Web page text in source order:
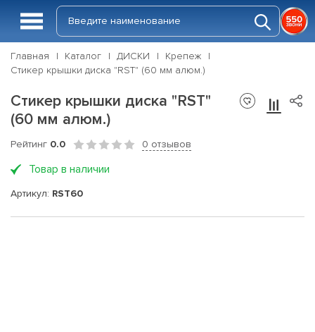
Главная Каталог ДИСКИ
Крепеж
Стикер крышки диска "RST" (60 мм алюм.)
Стикер крышки диска "RST"
(60 мм алюм.)
Рейтинг 0.0 0 отзывов
Товар в наличии
Артикул: RST60